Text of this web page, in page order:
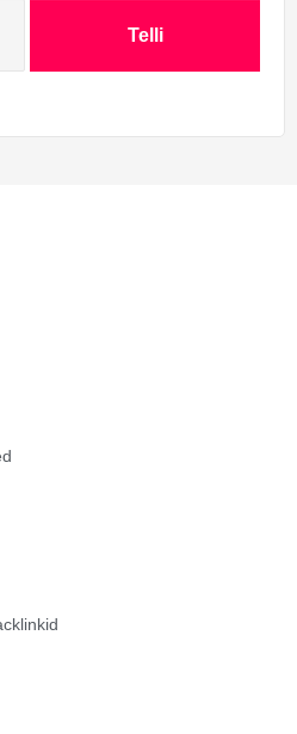
Telli